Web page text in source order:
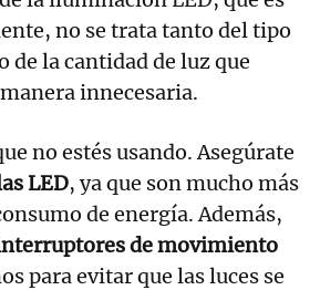
no se trata tanto del tipo
de la cantidad de luz que
innecesaria.
no estés usando. Asegúrate
LED, ya que son mucho más
de energía. Además,
de movimiento
para evitar que las luces se